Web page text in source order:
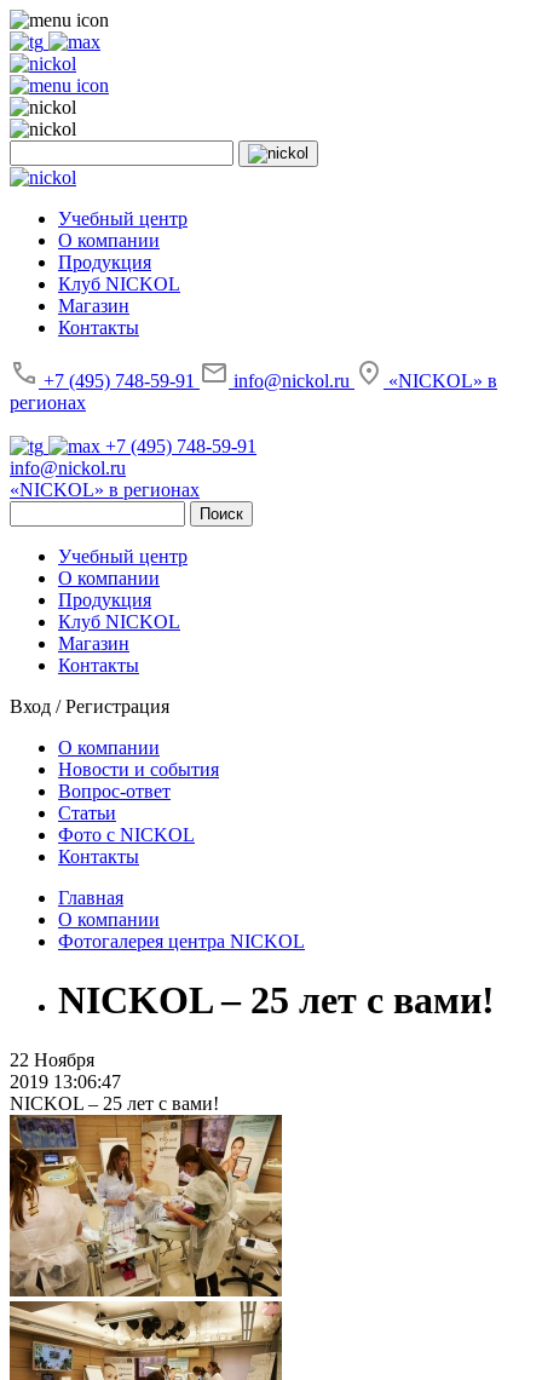
Учебный центр
О компании
Продукция
Клуб NICKOL
Магазин
Контакты
+7 (495) 748-59-91 info@nickol.ru
«NICKOL» в
регионах
+7 (495) 748-59-91
info@nickol.ru
«NICKOL» в регионах
Учебный центр
О компании
Продукция
Клуб NICKOL
Магазин
Контакты
Вход /Регистрация
О компании
Новости и события
Вопрос-ответ
Статьи
Фото с NICKOL
Контакты
Главная
О компании
Фотогалерея центра NICKOL
NICKOL – 25 лет с вами!
22 Ноября
2019 13:06:47
NICKOL – 25 лет с вами!